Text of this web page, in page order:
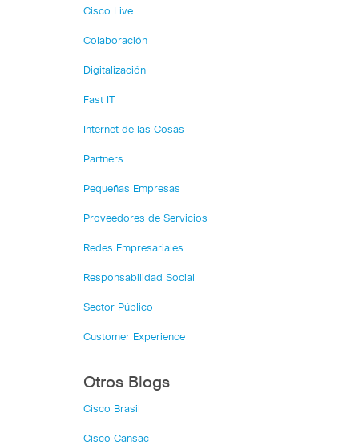
Cisco Live
Colaboración
Digitalización
Fast IT
Internet de las Cosas
Partners
Pequeñas Empresas
Proveedores de Servicios
Redes Empresariales
Responsabilidad Social
Sector Público
Customer Experience
Otros Blogs
Cisco Brasil
Cisco Cansac